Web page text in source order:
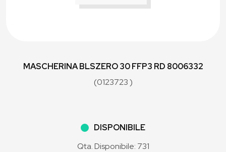
MASCHERINA BLSZERO 30 FFP3 RD 8006332
(0123723 )
DISPONIBILE
Qta. Disponibile: 731